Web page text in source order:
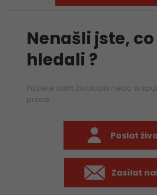
Nenašli jste,
hledali ?
Pošlete nám životopis nebo si
práce
Poslat
Zasílat